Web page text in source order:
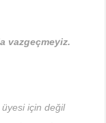
vazgeçmeyiz.
üyesi için değil